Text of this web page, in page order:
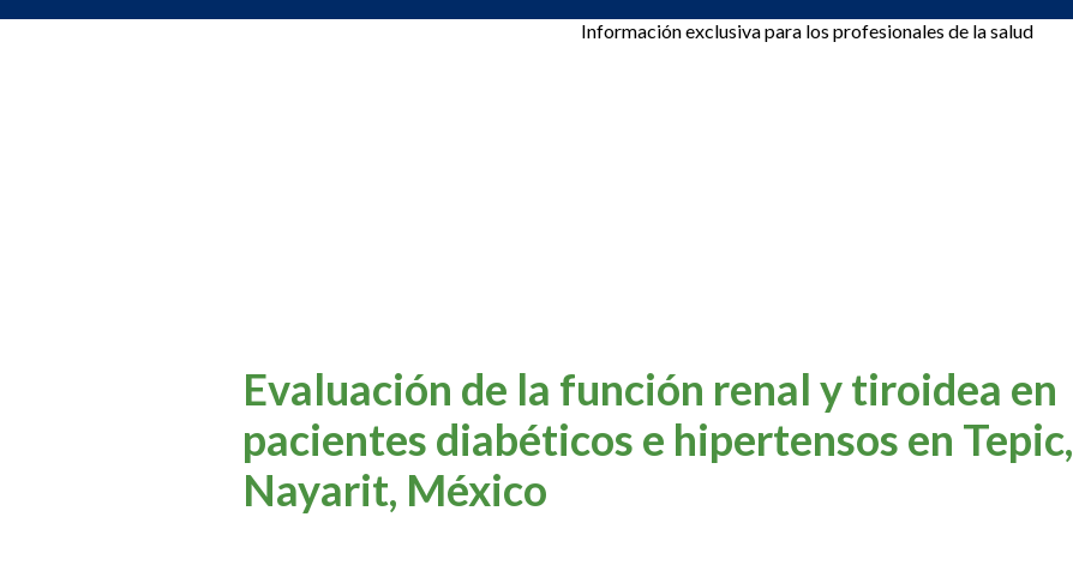
Información exclusiva para los profesionales de la salud
Evaluación de la función renal y tiroidea en
pacientes diabéticos e hipertensos en Tepic,
Nayarit, México